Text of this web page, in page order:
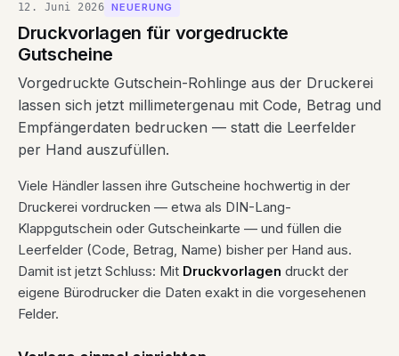
12. Juni 2026 NEUERUNG
Druckvorlagen für vorgedruckte
Gutscheine
Vorgedruckte Gutschein-Rohlinge aus der Druckerei
lassen sich jetzt millimetergenau mit Code, Betrag und
Empfängerdaten bedrucken — statt die Leerfelder
per Hand auszufüllen.
Viele Händler lassen ihre Gutscheine hochwertig in der
Druckerei vordrucken — etwa als DIN-Lang-
Klappgutschein oder Gutscheinkarte — und füllen die
Leerfelder (Code, Betrag, Name) bisher per Hand aus.
Damit ist jetzt Schluss: Mit Druckvorlagen druckt der
eigene Bürodrucker die Daten exakt in die vorgesehenen
Felder.